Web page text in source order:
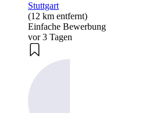
Stuttgart
(12 km entfernt)
Einfache Bewerbung
vor 3 Tagen